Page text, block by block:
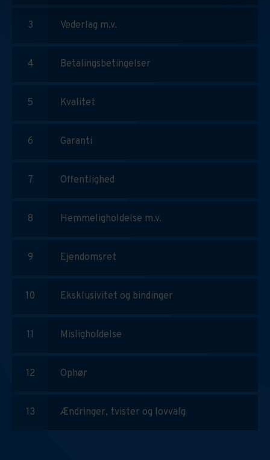
Vederlag m.v.
Betalingsbetingelser
Kvalitet
Garanti
Offentlighed
Hemmeligholdelse m.v.
Ejendomsret
Eksklusivitet og bindinger
Misligholdelse
Ophør
Ændringer, tvister og lovvalg